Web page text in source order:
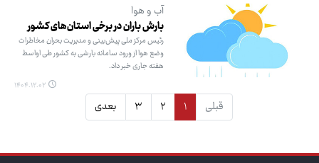
آب و هوا
بارش باران در برخی استان‌های کشور
رئیس مرکز ملی پیش‌بینی و مدیریت بحران مخاطرات
وضع هوا از ورود سامانه بارشی به کشور طی اواسط
هفته جاری خبر داد.
۱۴۰۴.۱۲.۰۲
قبلی ۱ ۲ ۳ بعدی